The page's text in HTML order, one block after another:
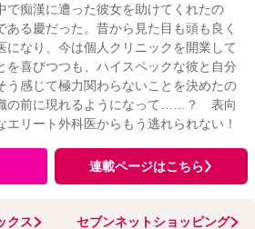
で痴漢に遭った彼女を助けてくれたの
ある慶だった。昔から見た目も頭も良く
になり、今は個人クリニックを開業して
を喜びつつも、ハイスペックな彼と自分
感じて極力関わらないことを決めたの
の前に現れるようになって……？ 表向
エリート外科医からもう逃れられない！
連載ページはこちら
クス セブンネットショッピング